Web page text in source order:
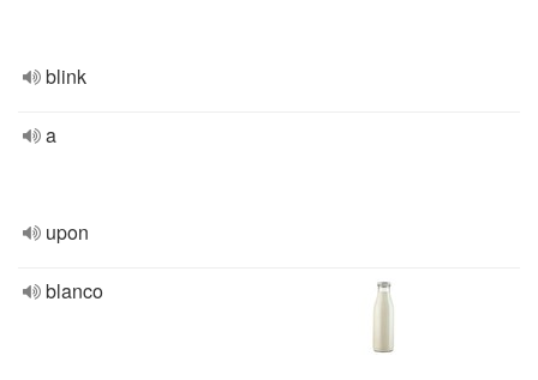
blink
a
upon
blanco